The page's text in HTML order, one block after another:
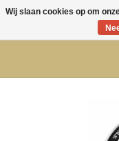
Wij slaan cookies op om